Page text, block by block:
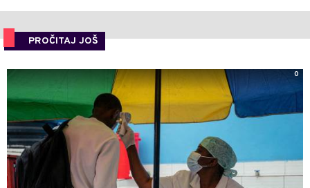
PROČITAJ JOŠ
0